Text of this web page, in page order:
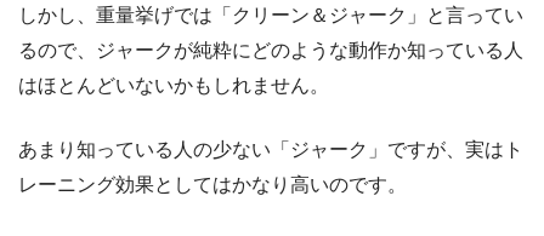
しかし、重量挙げでは「クリーン＆ジャーク」と言ってい
るので、ジャークが純粋にどのような動作か知っている人
はほとんどいないかもしれません。
あまり知っている人の少ない「ジャーク」ですが、実はト
レーニング効果としてはかなり高いのです。